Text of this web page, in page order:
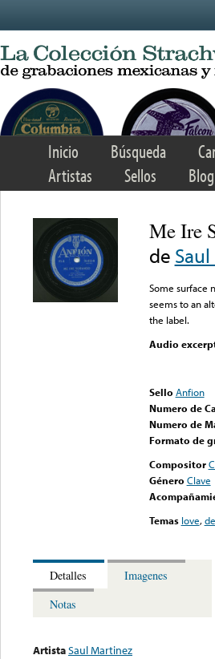
Inicio Búsqueda
Artistas
Sellos Blog
Me Ire
de
Some surface
seems to an
the label.
Audio
Sello Anfion
Numero de
Numero de
Formato de
Compositor
Género Clave
Temas love,
Detalles
Imagenes
Notas
ArtistaSaul Martinez